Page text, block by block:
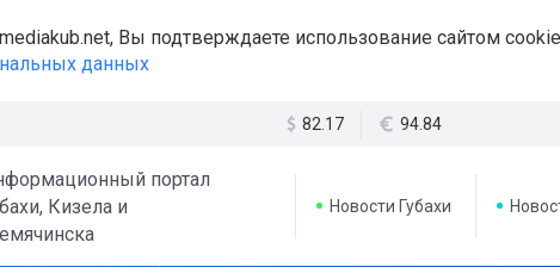
Вы подтверждаете использование сайтом
данных
82.17 94.84
портал
Кизела и
Новости Губахи